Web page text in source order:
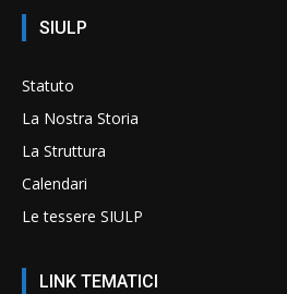
SIULP
Statuto
La Nostra Storia
La Struttura
Calendari
Le tessere SIULP
LINK TEMATICI